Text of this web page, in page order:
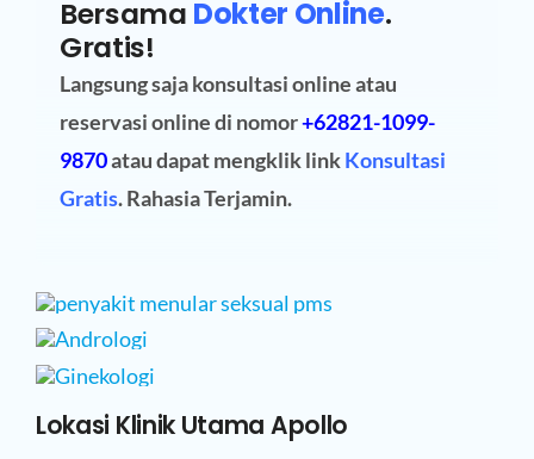
Bersama Dokter Online.
Gratis!
Langsung saja konsultasi online atau
reservasi onlinedi nomor+62821-1099-
9870atau dapat mengklik linkKonsultasi
Gratis. Rahasia Terjamin.
Lokasi Klinik Utama Apollo